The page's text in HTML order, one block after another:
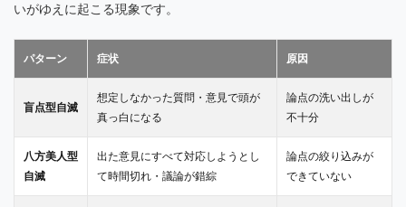
いがゆえに起こる現象です。
パターン 症状 原因
盲点型自滅
想定しなかった質問・意見で頭が
真っ白になる
論点の洗い出しが
不十分
八方美人型
自滅
出た意見にすべて対応しようとし
て時間切れ・議論が錯綜
論点の絞り込みが
できていない